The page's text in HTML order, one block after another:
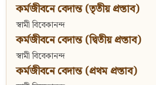
কর্মজীবনে বেদান্ত (তৃতীয় প্রস্তাব)
স্বামী বিবেকানন্দ
কর্মজীবনে বেদান্ত (দ্বিতীয় প্রস্তাব)
স্বামী বিবেকানন্দ
কর্মজীবনে বেদান্ত (প্রথম প্রস্তাব)